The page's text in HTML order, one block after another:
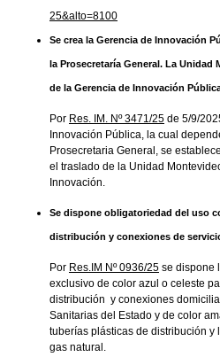
25&alto=8100
Se crea la Gerencia de Innovación
la Prosecretaría General. La
de la Gerencia de Innovación
Por Res. IM. Nº 3471/25 de 5/9/
Innovación Pública, la cual
Prosecretaria General, se
el traslado de la Unidad
Innovación.
Se dispone obligatoriedad del uso
distribución y conexiones de
Por Res.IM Nº 0936/25 se dispone
exclusivo de color azul o celeste
distribución y conexiones
Sanitarias del Estado y de color
tuberías plásticas de distribución
gas natural.